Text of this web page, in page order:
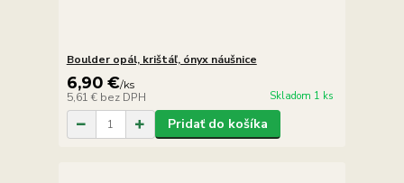
Boulder opál, krištáľ, ónyx náušnice
6,90 €/ks
5,61 € bez DPH Skladom 1 ks
Pridať do košíka